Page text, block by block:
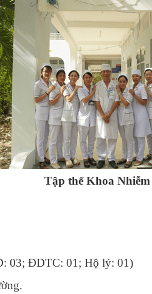
01-2021)
Tập thể Khoa Nhiễm
03; ĐDTC: 01; Hộ lý: 01)